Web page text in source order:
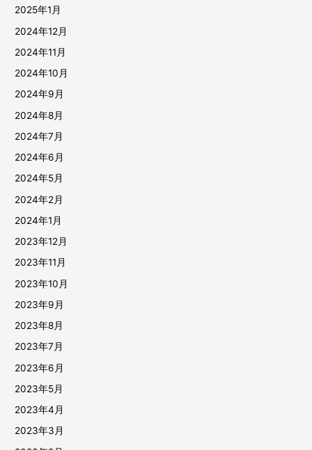
2025年1月
2024年12月
2024年11月
2024年10月
2024年9月
2024年8月
2024年7月
2024年6月
2024年5月
2024年2月
2024年1月
2023年12月
2023年11月
2023年10月
2023年9月
2023年8月
2023年7月
2023年6月
2023年5月
2023年4月
2023年3月